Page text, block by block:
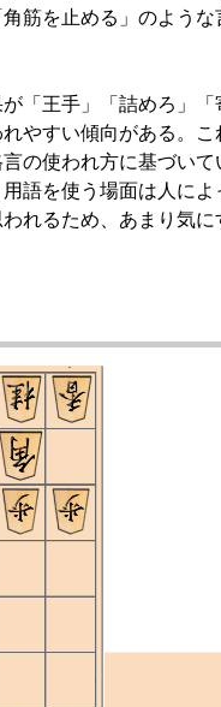
筋を止める」のような
「王手」「詰めろ」「
やすい傾向がある。こ
言の使われ方に基づいて
語を使う場面は人によ
れるため、あまり気に